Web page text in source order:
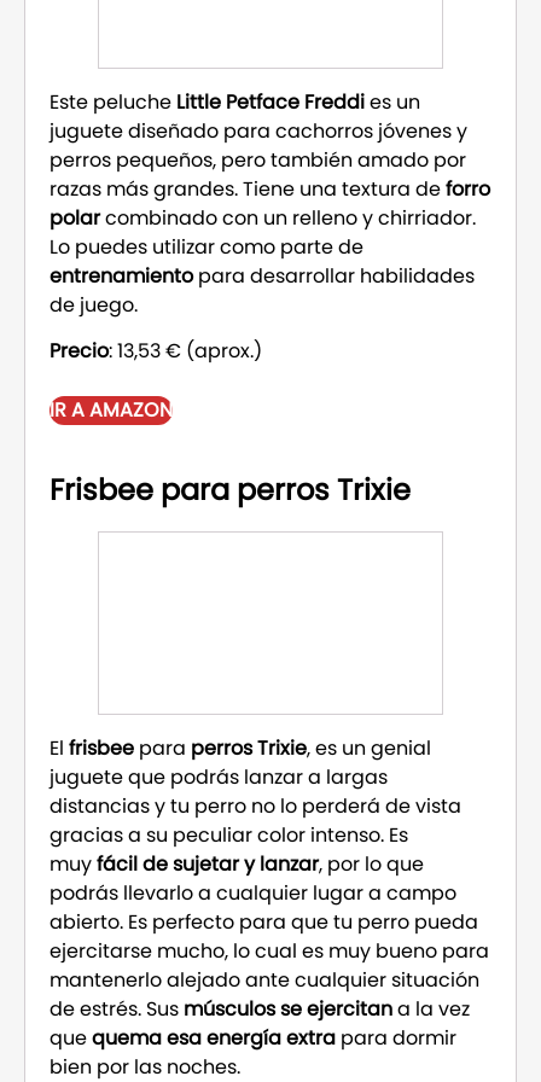
Este peluche Little Petface Freddies un
juguete diseñado para cachorros jóvenes y
perros pequeños, pero también amado por
razas más grandes. Tiene una textura deforro
polarcombinado con un relleno y chirriador.
Lo puedes utilizar como parte de
entrenamientopara desarrollar habilidades
de juego.
Precio: 13,53 € (aprox.)
IR A AMAZON
Frisbee para perros Trixie
El frisbee para perros Trixie, es un genial
juguete que podrás lanzar a largas
distancias y tu perro no lo perderá de vista
gracias a su peculiar color intenso. Es
muyfácil de sujetar y lanzar, por lo que
podrás llevarlo a cualquier lugar a campo
abierto. Es perfecto para que tu perro pueda
ejercitarse mucho, lo cual es muy bueno para
mantenerlo alejado ante cualquier situación
de estrés. Sus músculos se ejercitana la vez
quequema esa energía extra para dormir
bien por las noches.